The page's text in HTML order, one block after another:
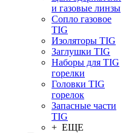
и газовые линзы
Сопло газовое
TIG
Изоляторы TIG
Заглушки TIG
Наборы для TIG
горелки
Головки TIG
горелок
Запасные части
TIG
+ ЕЩЕ